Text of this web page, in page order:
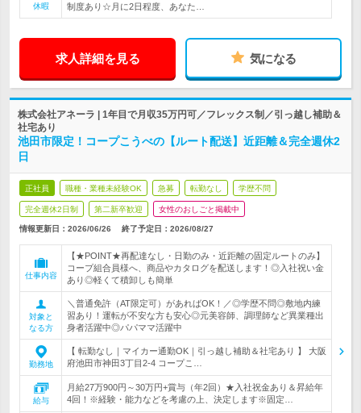
休暇
制度あり☆月に2日程度、あなた…
求人詳細を見る 気になる
株式会社アネーラ | 1年目で月収35万円可／フレックス制／引っ越し補助＆
社宅あり
池田市限定！コープこうべの【ルート配送】近距離＆完全週休2
日
正社員 職種・業種未経験OK 急募 転勤なし 学歴不問
完全週休2日制 第二新卒歓迎 女性のおしごと掲載中
情報更新日：2026/06/26 終了予定日： 2026/08/27
仕事内容
【★POINT★再配達なし・日勤のみ・近距離の固定ルートのみ】
コープ組合員様へ、商品やカタログを配送します！◎入社祝い金
あり◎軽くて積卸しも簡単
対象と
なる方
＼普通免許（AT限定可）があればOK！／◎学歴不問◎敷地内練
習あり！運転が不安な方も安心◎元美容師、調理師など異業種出
身者活躍中◎パパママ活躍中
勤務地
【 転勤なし｜マイカー通勤OK｜引っ越し補助＆社宅あり 】 大阪
府池田市神田3丁目2-4 コープこ…
給与
月給27万900円～30万円+賞与（年2回）★入社祝金あり＆昇給年
4回！※経験・能力などを考慮の上、決定します※固定…